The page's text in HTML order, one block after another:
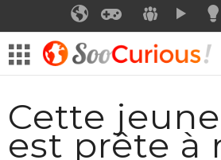
SOOFRESHSOOCURIOUS
SOOGEEK
SOOSMILE
Cette
est prête à